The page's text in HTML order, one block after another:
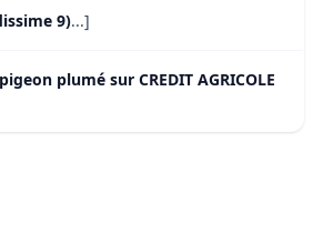
9)...]
plumé sur CREDIT AGRICOLE